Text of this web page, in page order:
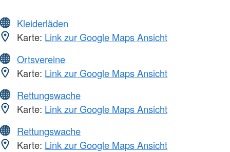
Kleiderläden
Karte: Link zur Google Maps Ansicht
Ortsvereine
Karte: Link zur Google Maps Ansicht
Rettungswache
Karte: Link zur Google Maps Ansicht
Rettungswache
Karte: Link zur Google Maps Ansicht